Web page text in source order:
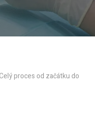
proces od začátku do